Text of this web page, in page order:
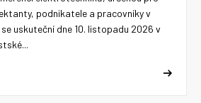
podnikatele a pracovníky v
uskuteční dne 10. listopadu 2026 v